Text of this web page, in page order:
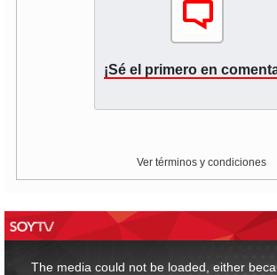
¡Sé el primero en
Ver términos y condiciones
The media could not be loaded, either